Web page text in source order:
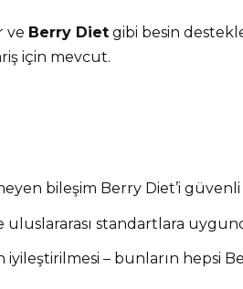
ve Berry Diet gibi besin
için mevcut.
bileşim Berry Diet’i güvenli
uluslararası standartlara
iyileştirilmesi – bunların hepsi